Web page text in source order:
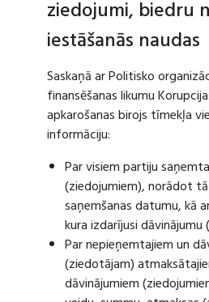
ziedojumi, biedru
iestāšanās naudas
Saskaņā ar Politisko
finansēšanas likumu
apkarošanas birojs tīmekļa
informāciju:
Par visiem partiju
(ziedojumiem), norādot
saņemšanas datumu, kā
kura izdarījusi dāvinājumu
Par nepieņemtajiem un
(ziedotājam)
dāvinājumiem